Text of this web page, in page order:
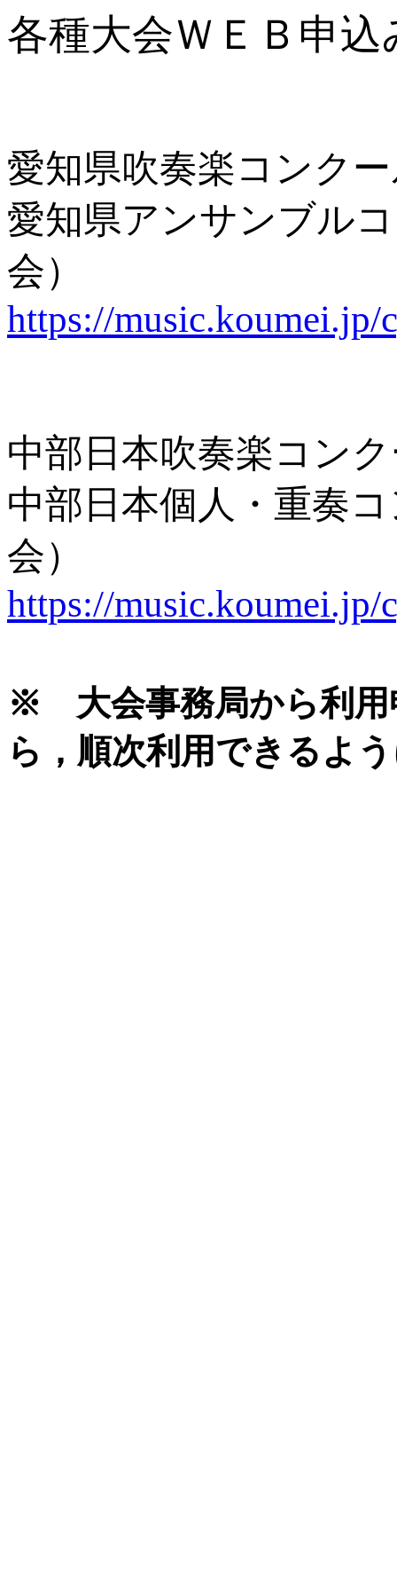
各種大会ＷＥＢ申込
愛知県吹奏楽コンク
愛知県アンサンブル
会）
https://music.koumei.jp/
中部日本吹奏楽コン
中部日本個人・重奏
会）
https://music.koumei.jp/
※ 大会事務局から利用
ら，順次利用できるよ